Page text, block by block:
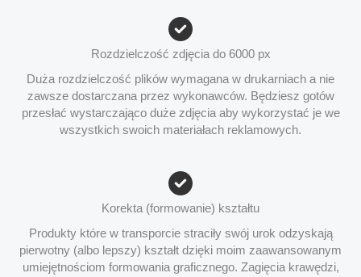
Rozdzielczość zdjęcia do 6000 px
Duża rozdzielczość plików wymagana w drukarniach a nie
zawsze dostarczana przez wykonawców. Będziesz gotów
przesłać wystarczająco duże zdjęcia aby wykorzystać je we
wszystkich swoich materiałach reklamowych.
Korekta (formowanie) kształtu
Produkty które w transporcie straciły swój urok odzyskają
pierwotny (albo lepszy) kształt dzięki moim zaawansowanym
umiejętnościom formowania graficznego. Zagięcia krawędzi,